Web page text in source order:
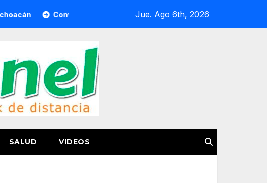
Convoca Semigrante a la Feria del Pasaporte Estadounidense 2026
Jue. Ago 6th, 2026
SALUD VIDEOS